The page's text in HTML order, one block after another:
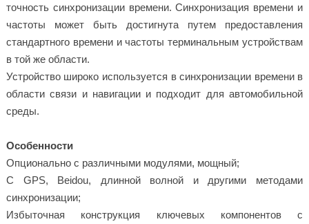
точность синхронизации времени. Синхронизация времени и
частоты может быть достигнута путем предоставления
стандартного времени и частоты терминальным устройствам
в той же области.
Устройство широко используется в синхронизации времени в
области связи и навигации и подходит для автомобильной
среды.
Особенности
Опционально с различными модулями, мощный;
С GPS, Beidou, длинной волной и другими методами
синхронизации;
Избыточная конструкция ключевых компонентов с